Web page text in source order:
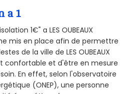
a 1
1€" a LES OUBEAUX
mis en place afin de permettre
de la ville de LES OUBEAUX
confortable et d'être en mesure
En effet, selon l'observatoire
(ONEP), une personne